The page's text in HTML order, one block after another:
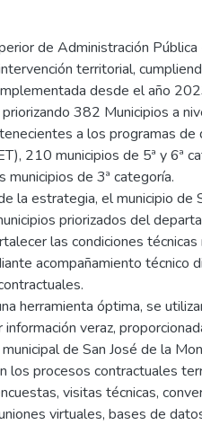
de Administración
territorial,
desde el año
382 Municipios a
a los programas
210 municipios de 5ª y 6ª
municipios de 3ª categoría.
la estrategia, el municipio de
priorizados del
las condiciones
acompañamiento técnico
herramienta óptima, se
información veraz,
de San José de la
los procesos contractuales
visitas técnicas,
virtuales, bases de